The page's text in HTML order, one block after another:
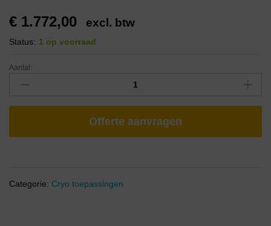
€ 1.772,00 excl. btw
Status: 1 op voorraad
Aantal:
Offerte aanvragen
Categorie: Cryo toepassingen